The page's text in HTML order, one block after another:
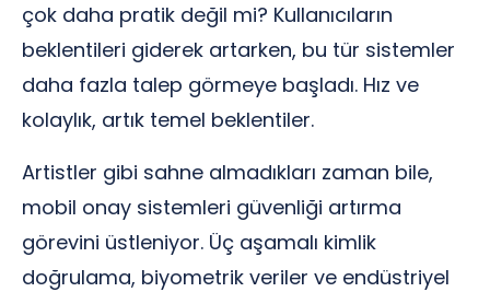
çok daha pratik değil mi? Kullanıcıların
beklentileri giderek artarken, bu tür sistemler
daha fazla talep görmeye başladı. Hız ve
kolaylık, artık temel beklentiler.
Artistler gibi sahne almadıkları zaman bile,
mobil onay sistemleri güvenliği artırma
görevini üstleniyor. Üç aşamalı kimlik
doğrulama, biyometrik veriler ve endüstriyel